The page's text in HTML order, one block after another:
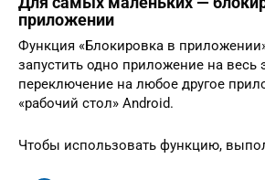
приложении
Функция «Блокировка в
запустить одно приложение на весь
переключение на любое другое
«рабочий стол» Android.
Чтобы использовать функцию,